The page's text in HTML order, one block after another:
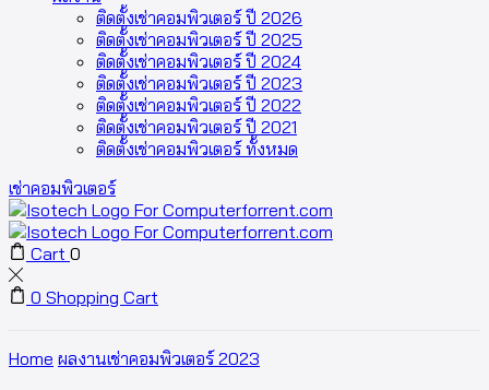
ติดตั้งเช่าคอมพิวเตอร์ ปี 2026
ติดตั้งเช่าคอมพิวเตอร์ ปี 2025
ติดตั้งเช่าคอมพิวเตอร์ ปี 2024
ติดตั้งเช่าคอมพิวเตอร์ ปี 2023
ติดตั้งเช่าคอมพิวเตอร์ ปี 2022
ติดตั้งเช่าคอมพิวเตอร์ ปี 2021
ติดตั้งเช่าคอมพิวเตอร์ ทั้งหมด
เช่าคอมพิวเตอร์
Cart 0
0 Shopping Cart
Home ผลงานเช่าคอมพิวเตอร์ 2023